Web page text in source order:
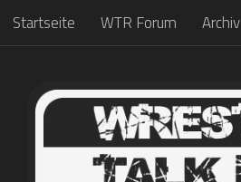
Zum Inhalt springen
Startseite WTR Forum Archiv